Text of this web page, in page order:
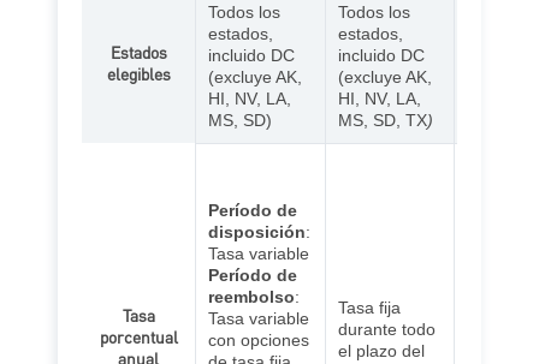
Estados
elegibles
Todos los
estados,
incluido DC
(excluye AK,
HI, NV, LA,
MS, SD)
Todos los
estados,
incluido DC
(excluye AK,
HI, NV, LA,
MS, SD, TX)
Tasa
porcentual
Período de
disposición:
Tasa variable
Período de
reembolso:
Tasa variable
con opciones
Tasa fija
durante todo
el plazo del